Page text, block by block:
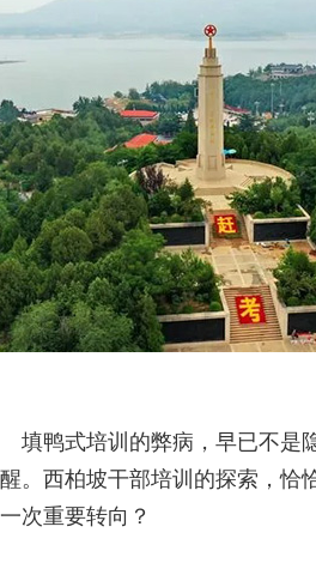
填鸭式培训的弊病，早已不是
。西柏坡干部培训的探索，恰
次重要转向？